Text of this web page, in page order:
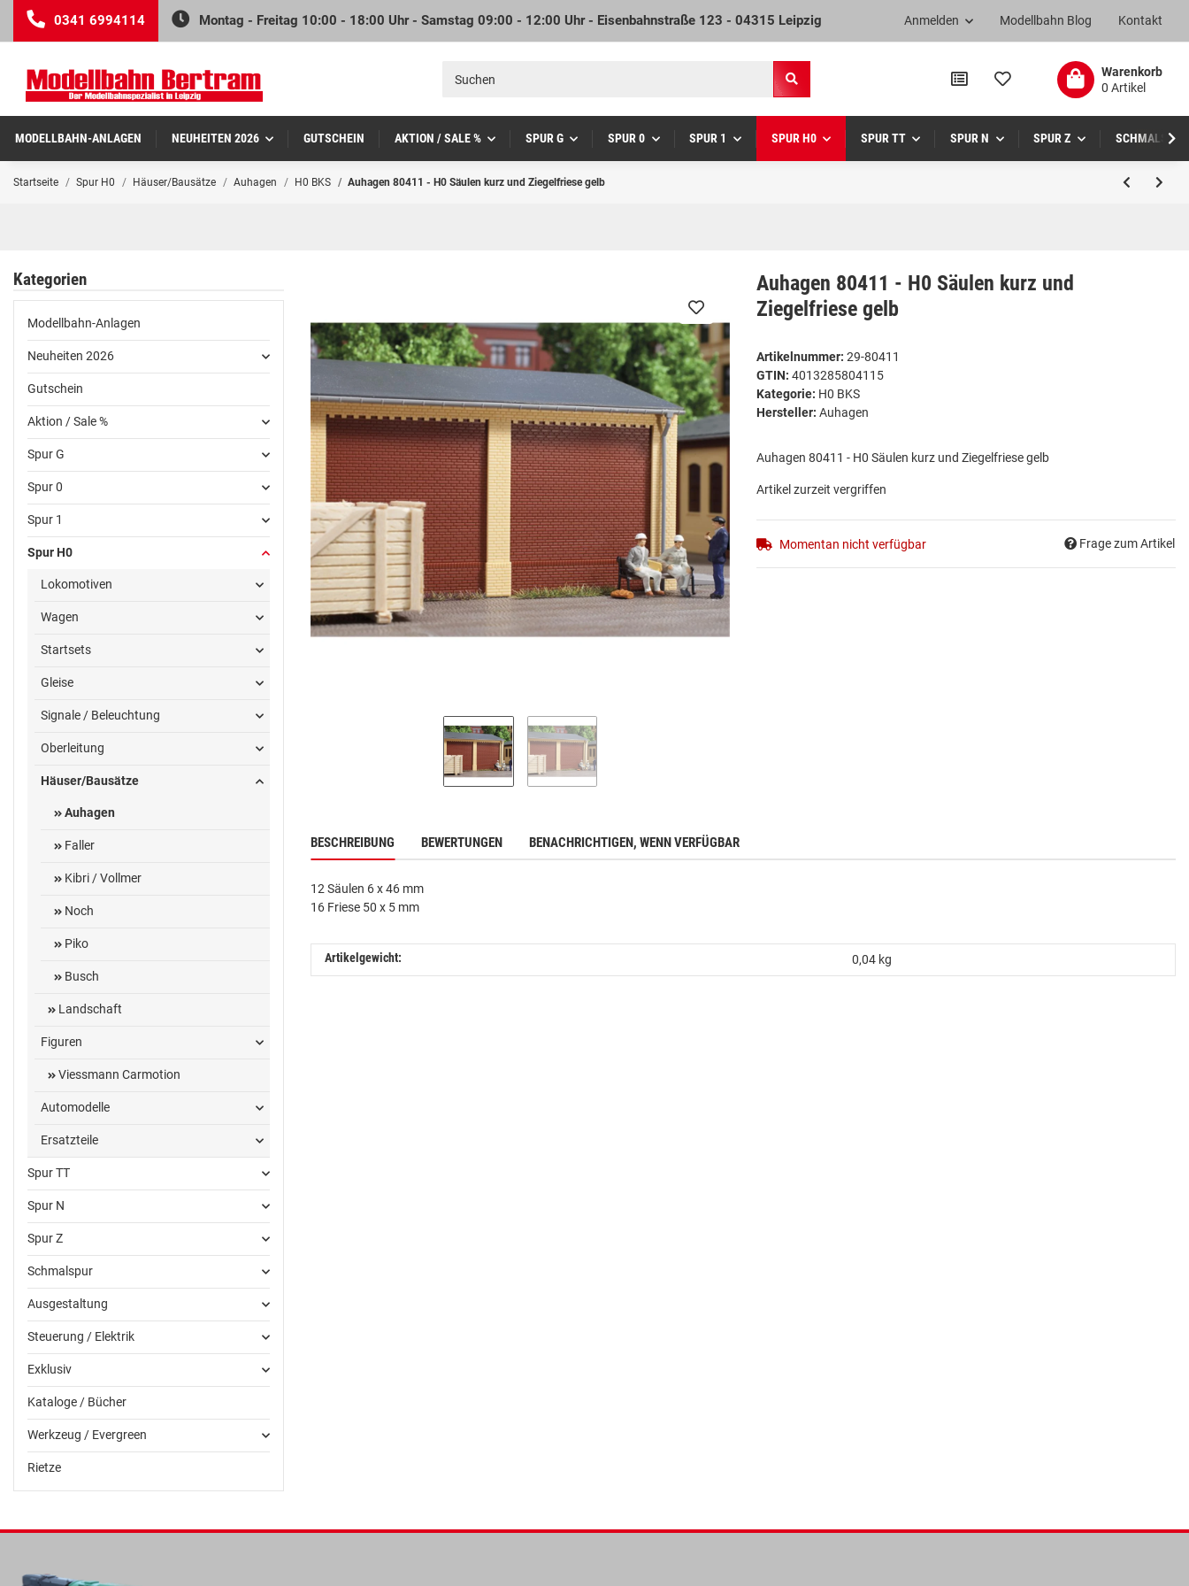
0341 6994114 Montag - Freitag 10:00 - 18:00 Uhr - Samstag 09:00 - 12:00 Uhr - Eisenbahnstraße 123 - 04315 Leipzig Kontakt
Modellbahn Blog
Anmelden
Warenkorb
0 Artikel
MODELLBAHN-ANLAGEN NEUHEITEN 2026 GUTSCHEIN AKTION / SALE % SPUR G SPUR 0 SPUR 1 SPUR H0 SPUR TT SPUR N SPUR Z SCHMALSPUR
Startseite Spur H0 Häuser/Bausätze Auhagen H0 BKS Auhagen 80411 - H0 Säulen kurz und Ziegelfriese gelb
Auhagen 80411 - H0 Säulen kurz und
Ziegelfriese gelb
Artikelnummer: 29-80411
GTIN: 4013285804115
Kategorie: H0 BKS
Hersteller: Auhagen
Auhagen 80411 - H0 Säulen kurz und Ziegelfriese gelb
Artikel zurzeit vergriffen
Momentan nicht verfügbar Frage zum Artikel
BESCHREIBUNG BEWERTUNGEN BENACHRICHTIGEN, WENN VERFÜGBAR
12 Säulen 6 x 46 mm
16 Friese 50 x 5 mm
Artikelgewicht: 0,04 kg
Kategorien
Modellbahn-Anlagen
Neuheiten 2026
Gutschein
Aktion / Sale %
Spur G
Spur 0
Spur 1
Spur H0
Lokomotiven
Wagen
Startsets
Gleise
Signale / Beleuchtung
Oberleitung
Häuser/Bausätze
Auhagen
Faller
Kibri / Vollmer
Noch
Piko
Busch
Landschaft
Figuren
Viessmann Carmotion
Automodelle
Ersatzteile
Spur TT
Spur N
Spur Z
Schmalspur
Ausgestaltung
Steuerung / Elektrik
Exklusiv
Kataloge / Bücher
Werkzeug / Evergreen
Rietze